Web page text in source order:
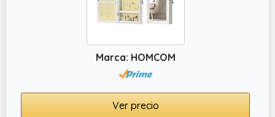
Marca: HOMCOM
Ver precio